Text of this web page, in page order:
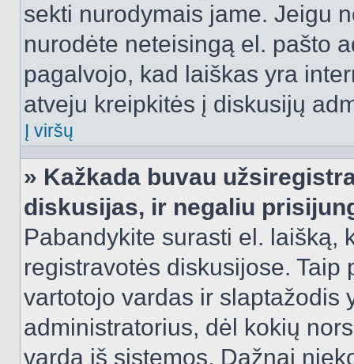
sekti nurodymais jame. Jeigu
nurodėte neteisingą el. pašto
pagalvojo, kad laiškas yra
atveju kreipkitės į diskusijų
Į viršų
» Kažkada buvau
diskusijas, ir negaliu
Pabandykite surasti el. laišką,
registravotės diskusijose.
vartotojo vardas ir slaptažodis
administratorius, dėl kokių
vardą iš sistemos. Dažnai